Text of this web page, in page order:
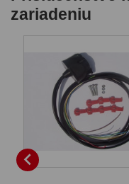
zariadeniu
